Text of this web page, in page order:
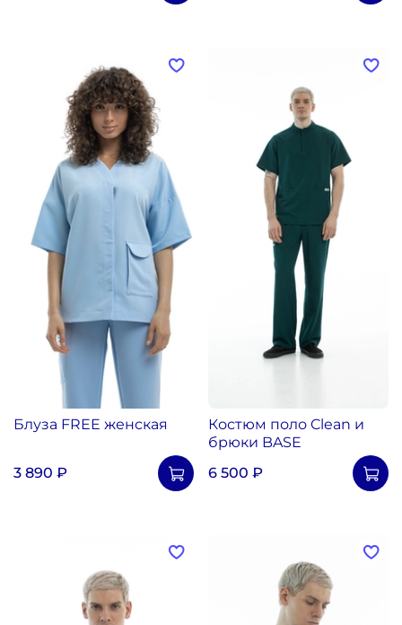
Блуза FREE женская
3 890 ₽
Костюм поло Clean и
брюки BASE
6 500 ₽